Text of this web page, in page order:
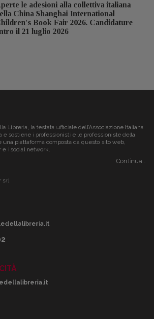
le adesioni alla collettiva italiana
China Shanghai International
Book Fair 2026. Candidature
il 21 luglio 2026
Libreria, la testata ufficiale dell’Associazione Italiana
e sostiene i professionisti e le professioniste della
una piattaforma composta da questo sito web,
i social network.
Continua...
srl